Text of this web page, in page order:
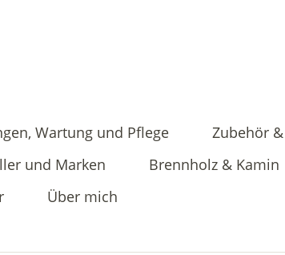
Wartung und Pflege
Zubehör
und Marken Brennholz & Kamin
Über mich